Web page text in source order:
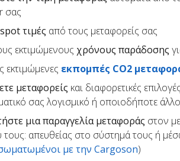
σας
spot τιμές από τους μεταφορείς σας
εκτιμώμενους χρόνους παράδοσης
εκτιμώμενες εκπομπές CO2
μεταφορείς και διαφορετικές
σας λογισμικό ή οποιοδήποτε
μια παραγγελία μεταφοράς στον
τους: απευθείας στο σύστημά τους ή
με την Cargoson)